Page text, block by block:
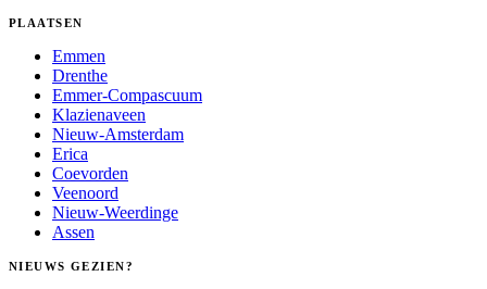
PLAATSEN
Emmen
Drenthe
Emmer-Compascuum
Klazienaveen
Nieuw-Amsterdam
Erica
Coevorden
Veenoord
Nieuw-Weerdinge
Assen
NIEUWS GEZIEN?